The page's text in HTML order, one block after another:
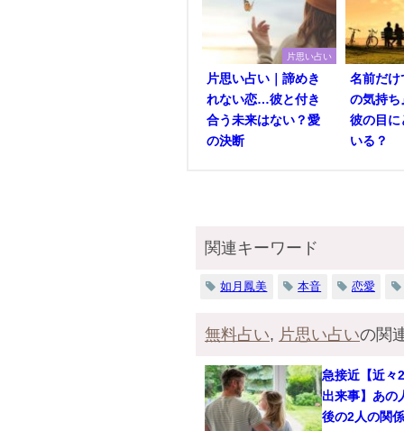
片思い占い
片思い占い｜諦めき
れない恋…彼と付き
合う未来はない？愛
の決断
名前だけ
の気持ち
彼の目に
いる？
関連キーワード
如月鳳美 本音 恋愛
無料占い, 片思い占いの関
急接近【近々
出来事】あ
後の2人の関係